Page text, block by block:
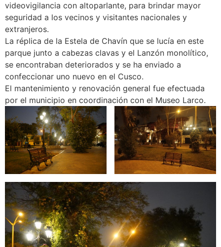
videovigilancia con altoparlante, para brindar mayor
seguridad a los vecinos y visitantes nacionales y
extranjeros.
La réplica de la Estela de Chavín que se lucía en este
parque junto a cabezas clavas y el Lanzón monolítico,
se encontraban deteriorados y se ha enviado a
confeccionar uno nuevo en el Cusco.
El mantenimiento y renovación general fue efectuada
por el municipio en coordinación con el Museo Larco.